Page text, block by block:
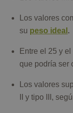
Los valores
su peso ideal .
Entre el 25 y
que podría ser
Los valores
II y tipo III,